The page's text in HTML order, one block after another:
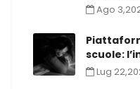
Ago
scuole:
Lug